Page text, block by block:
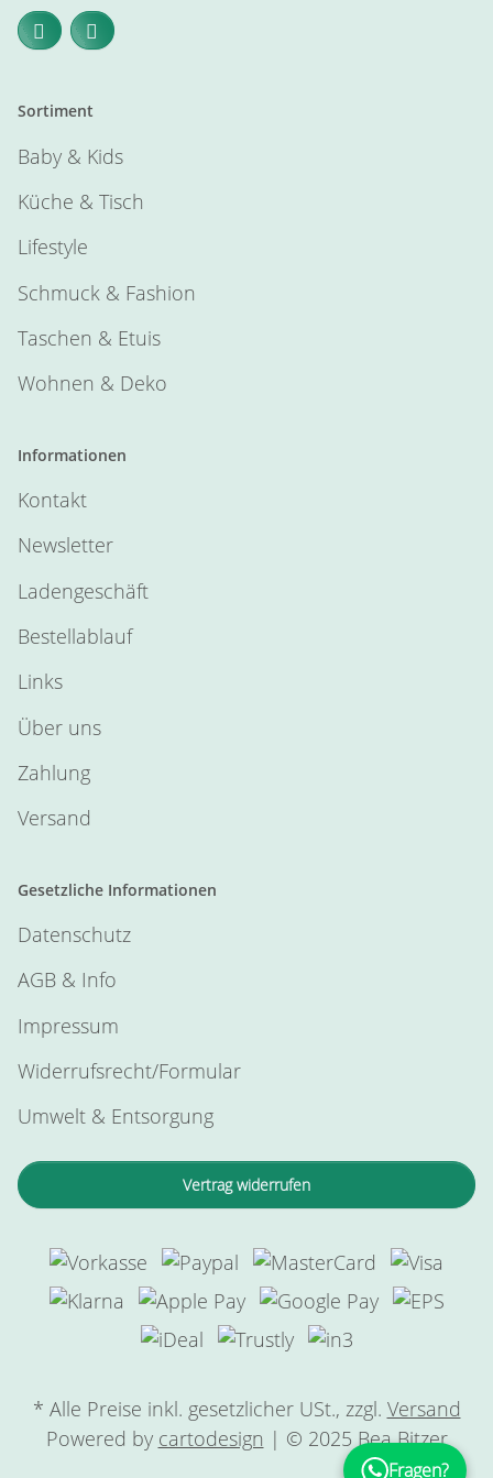
Sortiment
Baby & Kids
Küche & Tisch
Lifestyle
Schmuck & Fashion
Taschen & Etuis
Wohnen & Deko
Informationen
Kontakt
Newsletter
Ladengeschäft
Bestellablauf
Links
Über uns
Zahlung
Versand
Gesetzliche Informationen
Datenschutz
AGB & Info
Impressum
Widerrufsrecht/Formular
Umwelt & Entsorgung
Vertrag widerrufen
* Alle Preise inkl. gesetzlicher USt., zzgl. Versand
Powered by cartodesign | © 2025 Bea Bitzer
Fragen?